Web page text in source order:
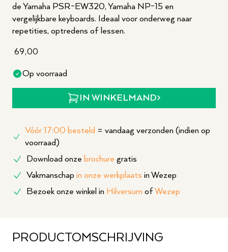
de Yamaha PSR-EW320, Yamaha NP-15 en
vergelijkbare keyboards. Ideaal voor onderweg naar
repetities, optredens of lessen.
69,00
Op voorraad
IN WINKELMAND
Vóór 17:00 besteld = vandaag verzonden (indien op
voorraad)
Download onze brochure gratis
Vakmanschap in onze werkplaats in Wezep
Bezoek onze winkel in Hilversum of Wezep
PRODUCTOMSCHRIJVING